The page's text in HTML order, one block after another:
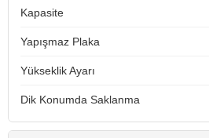
Kapasite
Yapışmaz Plaka
Yükseklik Ayarı
Dik Konumda Saklanma